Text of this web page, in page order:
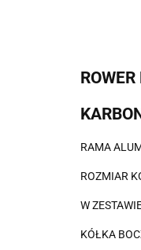
RAMA
ROZMIAR
W
KÓŁKA